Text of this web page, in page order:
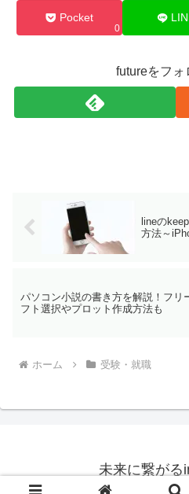
Pocket
0
futureをフォ
lineの
方法～
パソコン小説の書き方を解説！フリ
フト選択やプロット作成方法も
ホーム 受験・就職
未来に繋がる